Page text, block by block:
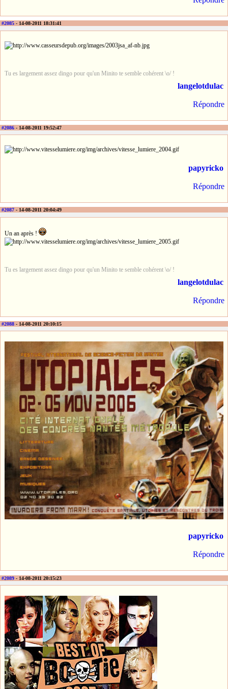
#2085 - 14-08-2011 18:31:41
Tu es largement assez dingo pour qu'un Minito te semble cohérent \o/ !
langelotdulac
Répondre
#2086 - 14-08-2011 19:52:47
papyricko
Répondre
#2087 - 14-08-2011 20:04:49
Un an après !
Tu es largement assez dingo pour qu'un Minito te semble cohérent \o/ !
langelotdulac
Répondre
#2088 - 14-08-2011 20:10:15
papyricko
Répondre
#2089 - 14-08-2011 20:15:23